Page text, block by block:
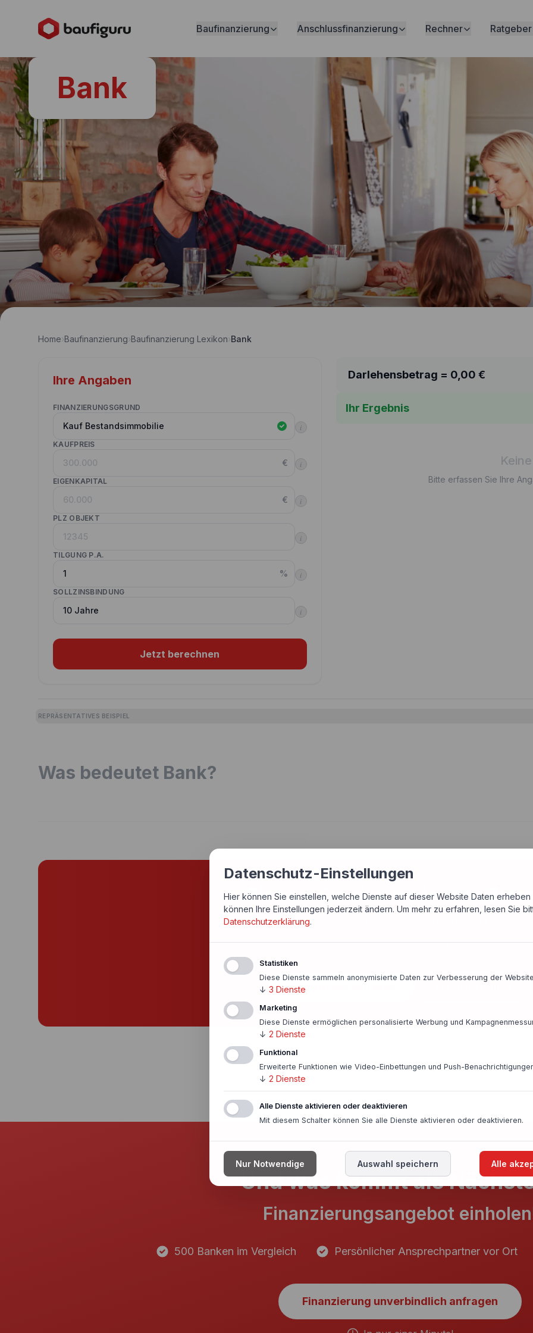
Baufinanzierung Anschlussfinanzierung Rechner Ratgeber
Bank
Home›Baufinanzierung›Baufinanzierung Lexikon›Bank
Ihre Angaben
FINANZIERUNGSGRUND
i
KAUFPREIS
€ i
EIGENKAPITAL
€ i
PLZ OBJEKT
i
TILGUNG P.A.
% i
SOLLZINSBINDUNG
i
Jetzt berechnen
Darlehensbetrag = 0,00 €
Ihr Ergebnis
Bitte erfassen Sie Ihre
REPRÄSENTATIVES BEISPIEL
Was bedeutet Bank?
Sichern Sie sich die besten
Finanzierung anfragen
Und was kommt als
Finanzierungsangebot
500 Banken im Vergleich Persönlicher Ansprechpartner vor Ort
Finanzierung unverbindlich anfragen
Datenschutz-Einstellungen
Hier können Sie einstellen, welche Dienste auf dieser Website Daten erheben
können Ihre Einstellungen jederzeit ändern. Um mehr zu erfahren, lesen Sie
Datenschutzerklärung.
Statistiken
Diese Dienste sammeln anonymisierte Daten zur Verbesserung der
↓ 3 Dienste
Marketing
Diese Dienste ermöglichen personalisierte Werbung und
↓ 2 Dienste
Funktional
Erweiterte Funktionen wie Video-Einbettungen und Push-
↓ 2 Dienste
Alle Dienste aktivieren oder deaktivieren
Mit diesem Schalter können Sie alle Dienste aktivieren oder deaktivieren.
Nur Notwendige Auswahl speichern Alle